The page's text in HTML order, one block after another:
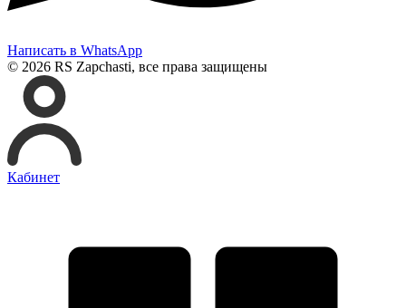
Написать в WhatsApp
© 2026 RS Zapchasti, все права защищены
Кабинет